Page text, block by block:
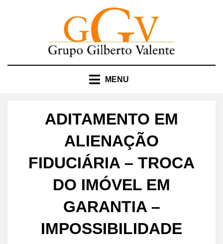
MENU
ADITAMENTO EM
ALIENAÇÃO
FIDUCIÁRIA – TROCA
DO IMÓVEL EM
GARANTIA –
IMPOSSIBILIDADE